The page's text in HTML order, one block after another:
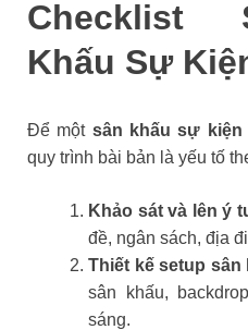
Checklist
Khấu Sự
Để một sân khấu sự kiện
quy trình bài bản là yếu tố
Khảo sát và lên ý
đề, ngân sách, địa
Thiết kế setup sân
sân khấu,
sáng.